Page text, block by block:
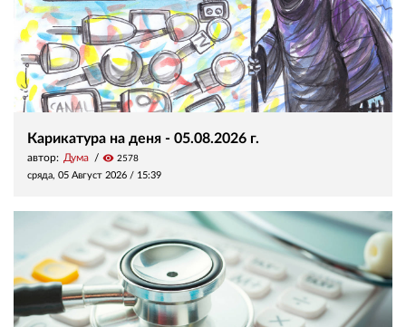
Карикатура на деня - 05.08.2026 г.
автор: Дума visibility 2578
сряда, 05 Август 2026 / 15:39